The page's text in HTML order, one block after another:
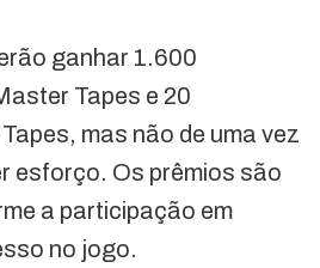
ganhar 1.600
Tapes e 20
mas não de uma vez
esforço. Os prêmios são
a participação em
no jogo.